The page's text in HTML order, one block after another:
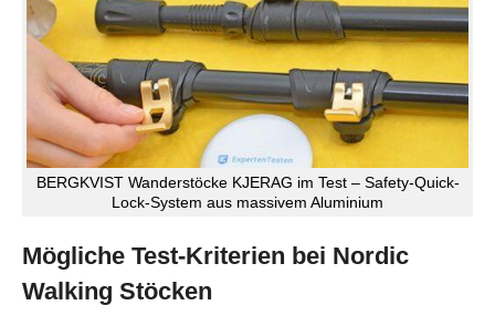
BERGKVIST Wanderstöcke KJERAG im Test – Safety-Quick-
Lock-System aus massivem Aluminium
Mögliche Test-Kriterien bei Nordic
Walking Stöcken